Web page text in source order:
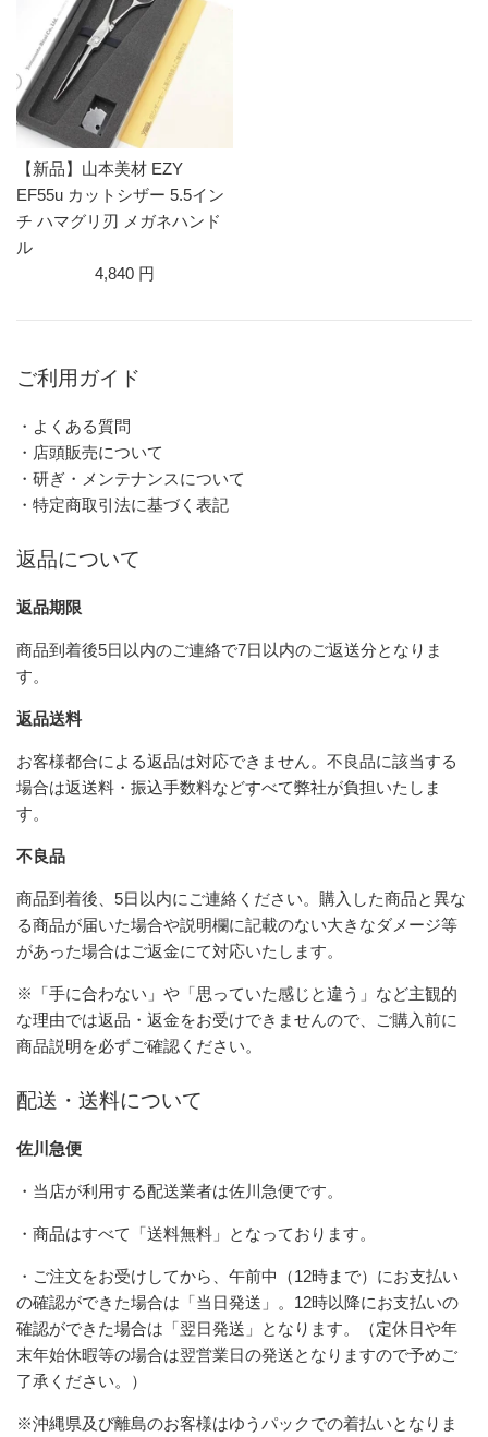
【新品】山本美材 EZY
EF55u カットシザー 5.5イン
チ ハマグリ刃 メガネハンド
ル
4,840 円
ご利用ガイド
・よくある質問
・店頭販売について
・研ぎ・メンテナンスについて
・特定商取引法に基づく表記
返品について
返品期限
商品到着後5日以内のご連絡で7日以内のご返送分となりま
す。
返品送料
お客様都合による返品は対応できません。不良品に該当する
場合は返送料・振込手数料などすべて弊社が負担いたしま
す。
不良品
商品到着後、5日以内にご連絡ください。購入した商品と異な
る商品が届いた場合や説明欄に記載のない大きなダメージ等
があった場合はご返金にて対応いたします。
※「手に合わない」や「思っていた感じと違う」など主観的
な理由では返品・返金をお受けできませんので、ご購入前に
商品説明を必ずご確認ください。
配送・送料について
佐川急便
・当店が利用する配送業者は佐川急便です。
・商品はすべて「送料無料」となっております。
・ご注文をお受けしてから、午前中（12時まで）にお支払い
の確認ができた場合は「当日発送」。12時以降にお支払いの
確認ができた場合は「翌日発送」となります。（定休日や年
末年始休暇等の場合は翌営業日の発送となりますので予めご
了承ください。）
※沖縄県及び離島のお客様はゆうパックでの着払いとなりま